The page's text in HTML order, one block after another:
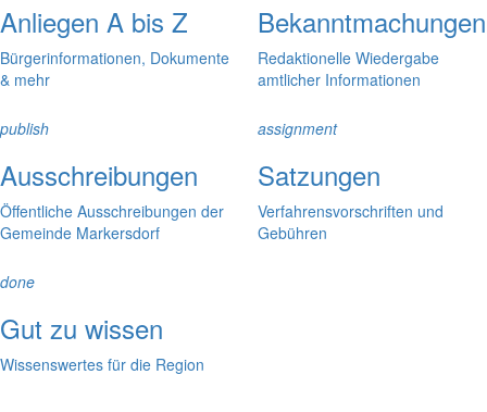
Anliegen A bis Z
Bürgerinformationen, Dokumente
& mehr
Bekanntmachungen
Redaktionelle Wiedergabe
amtlicher Informationen
publish
Ausschreibungen
Öffentliche Ausschreibungen der
Gemeinde Markersdorf
assignment
Satzungen
Verfahrensvorschriften und
Gebühren
done
Gut zu wissen
Wissenswertes für die Region